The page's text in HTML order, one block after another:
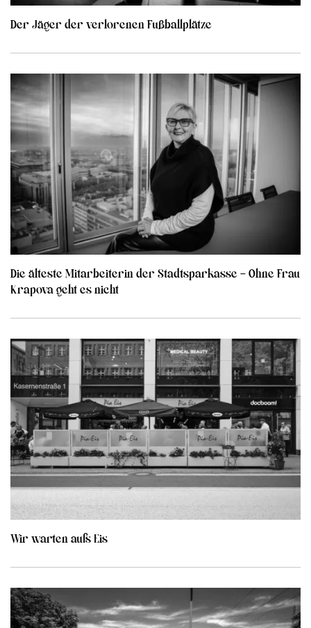
Der Jäger der verlorenen Fußballplätze
Die älteste Mitarbeiterin der Stadtsparkasse – Ohne Frau
Krapova geht es nicht
Wir warten aufs Eis